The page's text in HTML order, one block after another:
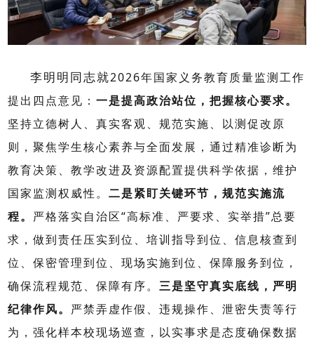
李明明同志就2026年国家义务教育质量监测工作
提出四点意见：一是提高政治站位，把握核心要求。
坚持立德树人、真实客观、规范实施、以测促改原
则，聚焦学生核心素养与全面发展，通过精准诊断为
教育决策、教学改进及资源配置提供科学依据，维护
国家监测权威性。二是紧盯关键环节，规范实施流
程。 严格落实自治区“高标准、严要求、实举措”总要
求，做到责任压实到位、培训指导到位、信息核查到
位、保密管理到位、现场实施到位、保障服务到位，
确保流程规范、保障有序。三是坚守真实底线，严明
纪律作风。 严禁弄虚作假、违规操作、泄密失责等行
为，强化样本校现场巡查，以实事求是态度确保数据